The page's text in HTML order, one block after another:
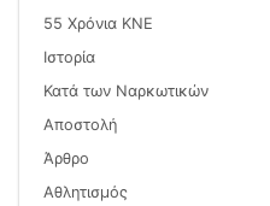
55 Χρόνια ΚΝΕ
Ιστορία
Κατά των Ναρκωτικών
Αποστολή
Άρθρο
Αθλητισμός